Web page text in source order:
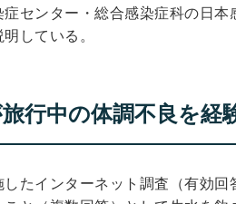
症センター・総合感染症科の日
している。
行中の体調不良を経
したインターネット調査（有効